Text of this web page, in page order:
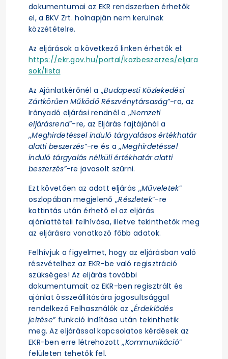
dokumentumai az EKR rendszerben érhetők
el, a BKV Zrt. holnapján nem kerülnek
közzétételre.
Az eljárások a következő linken érhetők el:
https://ekr.gov.hu/portal/kozbeszerzes/eljara
sok/lista
Az Ajánlatkérőnél a „Budapesti Közlekedési
Zártkörűen Működő Részvénytársaság”-ra, az
Irányadó eljárási rendnél a „Nemzeti
eljárásrend”-re, az Eljárás fajtájánál a
„Meghirdetéssel induló tárgyalásos értékhatár
alatti beszerzés”-re és a „Meghirdetéssel
induló tárgyalás nélküli értékhatár alatti
beszerzés”-re javasolt szűrni.
Ezt követően az adott eljárás „Műveletek”
oszlopában megjelenő „Részletek”-re
kattintás után érhető el az eljárás
ajánlattételi felhívása, illetve tekinthetők meg
az eljárásra vonatkozó főbb adatok.
Felhívjuk a figyelmet, hogy az eljárásban való
részvételhez az EKR-be való regisztráció
szükséges! Az eljárás további
dokumentumait az EKR-ben regisztrált és
ajánlat összeállítására jogosultsággal
rendelkező Felhasználók az „Érdeklődés
jelzése” funkció indítása után tekinthetik
meg. Az eljárással kapcsolatos kérdések az
EKR-ben erre létrehozott „Kommunikáció”
felületen tehetők fel.